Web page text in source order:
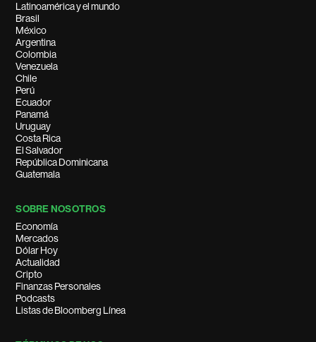
Latinoamérica y el mundo
Brasil
México
Argentina
Colombia
Venezuela
Chile
Perú
Ecuador
Panamá
Uruguay
Costa Rica
El Salvador
República Dominicana
Guatemala
SOBRE NOSOTROS
Economía
Mercados
Dólar Hoy
Actualidad
Cripto
Finanzas Personales
Podcasts
Listas de Bloomberg Línea